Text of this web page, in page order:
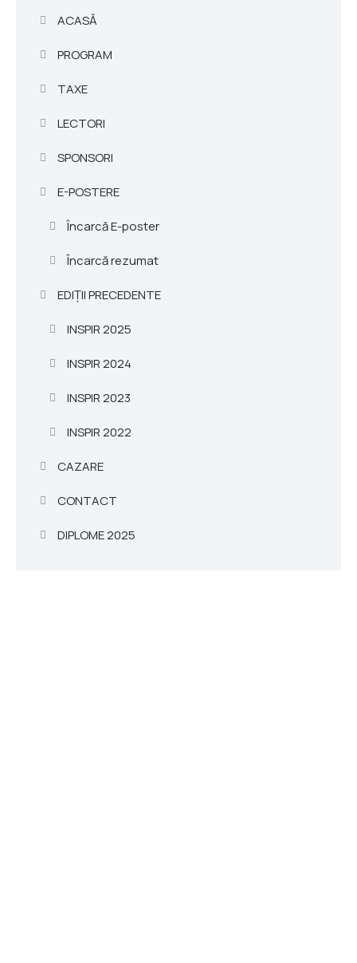
ACASĂ
PROGRAM
TAXE
LECTORI
SPONSORI
E-POSTERE
Încarcă E-poster
Încarcă rezumat
EDIȚII PRECEDENTE
INSPIR 2025
INSPIR 2024
INSPIR 2023
INSPIR 2022
CAZARE
CONTACT
DIPLOME 2025